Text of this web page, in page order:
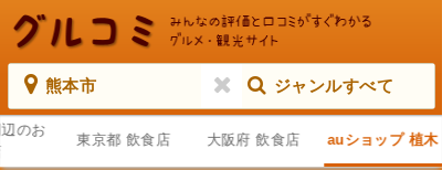
熊本市 ジャンルすべて
のお
東京都 飲食店 大阪府 飲食店 auショップ 植木